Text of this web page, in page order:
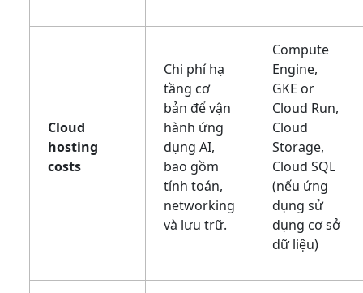
Cloud
hosting
costs
Chi phí hạ
tầng cơ
bản để vận
hành ứng
dụng AI,
bao gồm
tính toán,
networking
và lưu trữ.
Compute
Engine,
GKE or
Cloud Run,
Cloud
Storage,
Cloud SQL
(nếu ứng
dụng sử
dụng cơ sở
dữ liệu)